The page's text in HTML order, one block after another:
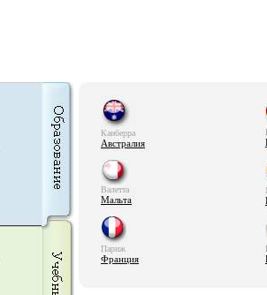
Канберра
Австралия
Валетта
Мальта
Париж
Франция